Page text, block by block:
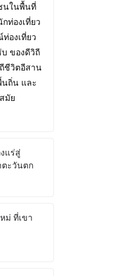
นในพื้นที่
ท่องเที่ยว
องเที่ยว
ของดีวิถี
ชีวิตอีสาน
ถิ่น และ
มัย
แร่สู่
ะวันตก
ม่ ที่เขา